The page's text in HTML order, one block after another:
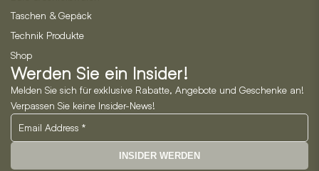
Taschen & Gepäck
Technik Produkte
Shop
Werden Sie ein Insider!
Melden Sie sich für exklusive Rabatte, Angebote und Geschenke an!
Verpassen Sie keine Insider-News!
INSIDER WERDEN